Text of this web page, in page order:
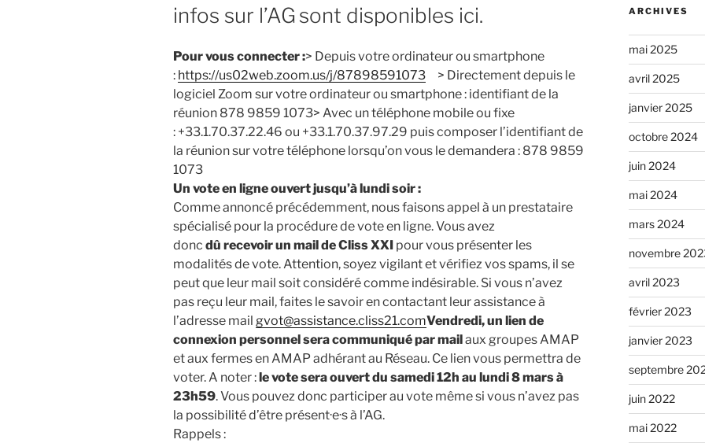
infos sur l’AGsont disponibles ici.
Pour vous connecter :> Depuis votre ordinateur ou smartphone
: https://us02web.zoom.us/j/87898591073 > Directement depuis le
logiciel Zoom sur votre ordinateur ou smartphone : identifiant de la
réunion 878 9859 1073> Avec un téléphone mobile ou fixe
: +33.1.70.37.22.46 ou +33.1.70.37.97.29 puis composer l’identifiant de
la réunion sur votre téléphone lorsqu’on vous le demandera : 878 9859
1073
Un vote en ligne ouvert jusqu’à lundi soir :
Comme annoncé précédemment, nous faisons appel à un prestataire
spécialisé pour la procédure de vote en ligne. Vous avez
donc dû recevoir un mail deCliss XXI pour vous présenter les
modalités de vote. Attention, soyez vigilant et vérifiez vos spams, il se
peut que leur mail soit considéré comme indésirable. Si vous n’avez
pas reçu leur mail, faites le savoir en contactant leur assistance à
l’adresse mail gvot@assistance.cliss21.comVendredi, un lien de
connexion personnel sera communiqué par mail aux groupes AMAP
et aux fermes en AMAP adhérant au Réseau. Ce lien vous permettra de
voter. A noter : le vote sera ouvert du samedi 12h au lundi 8 mars à
23h59. Vous pouvez donc participer au vote même si vous n’avez pas
la possibilité d’être présent·e·s à l’AG.
Rappels :
ARCHIVES
mai 2025
avril 2025
janvier 2025
octobre 2024
juin 2024
mai 2024
mars 2024
novembre
avril 2023
février 2023
janvier 2023
septembre
juin 2022
mai 2022